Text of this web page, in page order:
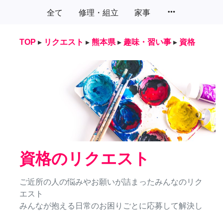
全て 修理・組立 家事 more_horiz
TOP ▸ リクエスト ▸ 熊本県 ▸ 趣味・習い事 ▸ 資格
資格のリクエスト
ご近所の人の悩みやお願いが詰まったみんなのリク
エスト
みんなが抱える日常のお困りごとに応募して解決し